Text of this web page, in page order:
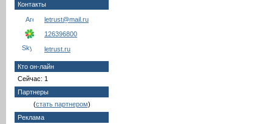
Контакты
letrust@mail.ru
126396800
letrust.ru
Кто он-лайн
Сейчас: 1
Партнеры
(стать партнером)
Реклама